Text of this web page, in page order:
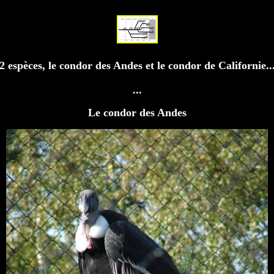
espèces, le condor des Andes et le condor de
...
Le condor des Andes